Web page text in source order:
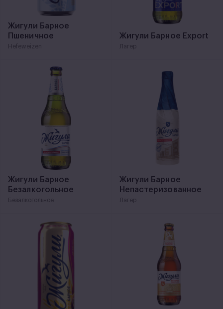
Жигули Барное
Пшеничное
Hefeweizen
Жигули Барное Export
Лагер
Жигули Барное
Безалкогольное
Безалкогольное
Жигули Барное
Непастеризованное
Лагер